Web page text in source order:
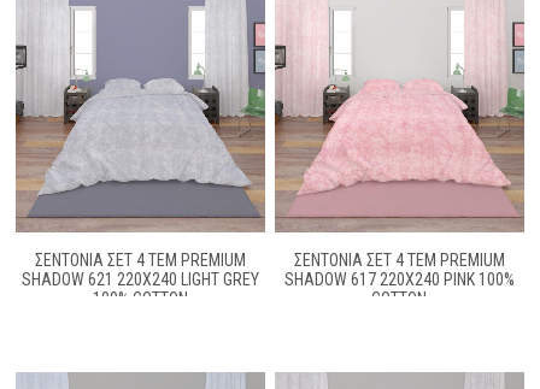
ΣΕΝΤΌΝΙΑ ΣΕΤ 4 ΤΕΜ PREMIUM
SHADOW 621 220X240 LIGHT GREY
100% COTTON
ΣΕΝΤΌΝΙΑ ΣΕΤ 4 ΤΕΜ PREMIUM
SHADOW 617 220X240 PINK 100%
COTTON